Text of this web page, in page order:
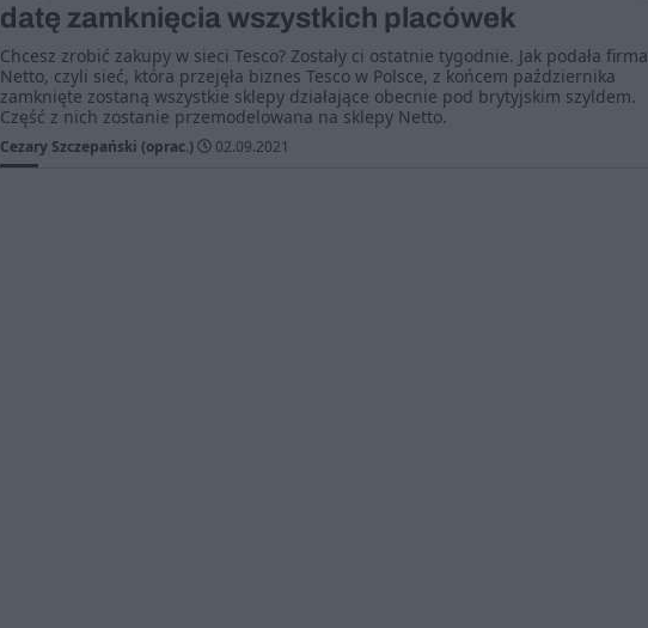
datę zamknięcia wszystkich placówek
Chcesz zrobić zakupy w sieci Tesco? Zostały ci ostatnie tygodnie. Jak podała firma
Netto, czyli sieć, która przejęła biznes Tesco w Polsce, z końcem października
zamknięte zostaną wszystkie sklepy działające obecnie pod brytyjskim szyldem.
Część z nich zostanie przemodelowana na sklepy Netto.
Cezary Szczepański (oprac.) 02.09.2021